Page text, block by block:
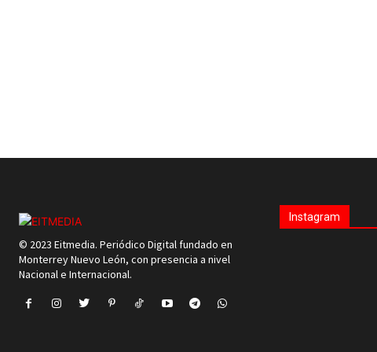
© 2023 Eitmedia. Periódico Digital fundado en
Monterrey Nuevo León, con presencia a nivel
Nacional e Internacional.
Instagram